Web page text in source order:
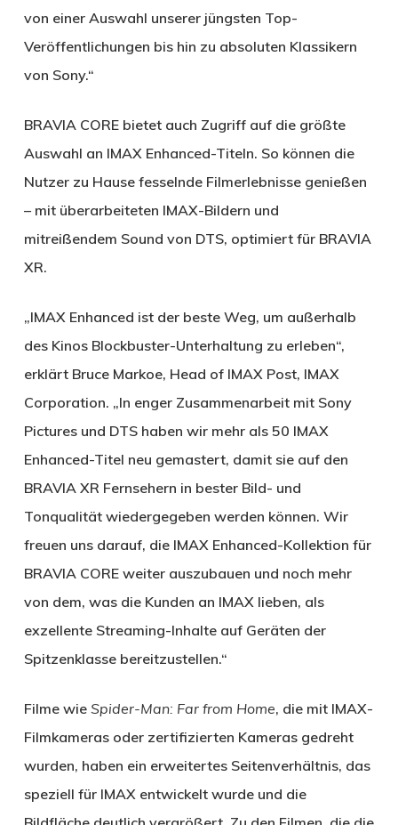
von einer Auswahl unserer jüngsten Top-
Veröffentlichungen bis hin zu absoluten Klassikern
von Sony.“
BRAVIA CORE bietet auch Zugriff auf die größte
Auswahl an IMAX Enhanced-Titeln. So können die
Nutzer zu Hause fesselnde Filmerlebnisse genießen
– mit überarbeiteten IMAX-Bildern und
mitreißendem Sound von DTS, optimiert für BRAVIA
XR.
„IMAX Enhanced ist der beste Weg, um außerhalb
des Kinos Blockbuster-Unterhaltung zu erleben“,
erklärt Bruce Markoe, Head of IMAX Post, IMAX
Corporation. „In enger Zusammenarbeit mit Sony
Pictures und DTS haben wir mehr als 50 IMAX
Enhanced-Titel neu gemastert, damit sie auf den
BRAVIA XR Fernsehern in bester Bild- und
Tonqualität wiedergegeben werden können. Wir
freuen uns darauf, die IMAX Enhanced-Kollektion für
BRAVIA CORE weiter auszubauen und noch mehr
von dem, was die Kunden an IMAX lieben, als
exzellente Streaming-Inhalte auf Geräten der
Spitzenklasse bereitzustellen.“
Filme wie Spider-Man: Far from Home, die mit IMAX-
Filmkameras oder zertifizierten Kameras gedreht
wurden, haben ein erweitertes Seitenverhältnis, das
speziell für IMAX entwickelt wurde und die